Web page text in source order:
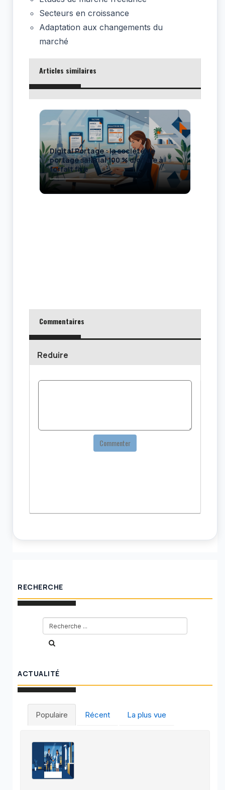
Secteurs en croissance
Adaptation aux changements du
marché
Articles similaires
Digital Portage : la société de
portage salarial 100 % digitale à
forfait fixe
Commentaires
Reduire
Commenter
RECHERCHE
ACTUALITÉ
Populaire Récent La plus vue